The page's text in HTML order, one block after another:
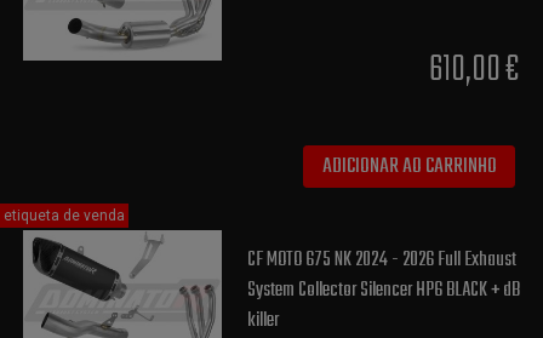
610,00 €
ADICIONAR AO CARRINHO
CF MOTO 675 NK 2024 - 2026 Full Exhaust
System Collector Silencer HP6 BLACK + dB
killer
etiqueta de venda